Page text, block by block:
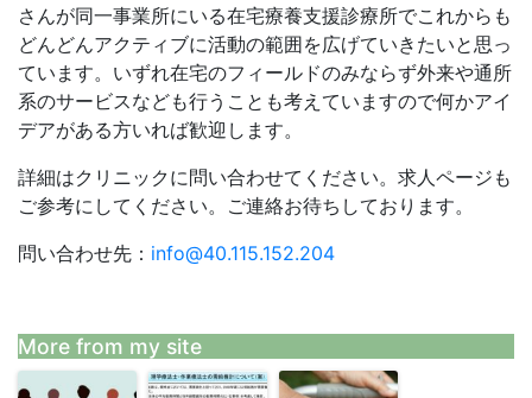
さんが同一事業所にいる在宅療養支援診療所でこれからも
どんどんアクティブに活動の範囲を広げていきたいと思っ
ています。いずれ在宅のフィールドのみならず外来や通所
系のサービスなども行うことも考えていますので何かアイ
デアがある方いれば歓迎します。
詳細はクリニックに問い合わせてください。求人ページも
ご参考にしてください。ご連絡お待ちしております。
問い合わせ先： info@40.115.152.204
More from my site